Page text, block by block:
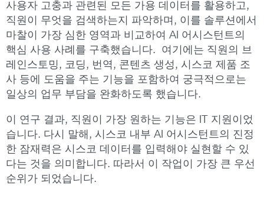
사용자 고충과 관련된 모든 가용 데이터를 활용하고,
직원이 무엇을 검색하는지 파악하며, 이를 솔루션에서
마찰이 가장 심한 영역과 비교하여 AI 어시스턴트의
핵심 사용 사례를 구축했습니다. 여기에는 직원의 브
레인스토밍, 코딩, 번역, 콘텐츠 생성, 시스코 제품 조
사 등에 도움을 주는 기능을 포함하여 궁극적으로는
일상의 업무 부담을 완화하도록 했습니다.
이 연구 결과, 직원이 가장 원하는 기능은 IT 지원이었
습니다. 다시 말해, 시스코 내부 AI 어시스턴트의 진정
한 잠재력은 시스코 데이터를 입력해야 실현할 수 있
다는 것을 의미합니다. 따라서 이 작업이 가장 큰 우선
순위가 되었습니다.